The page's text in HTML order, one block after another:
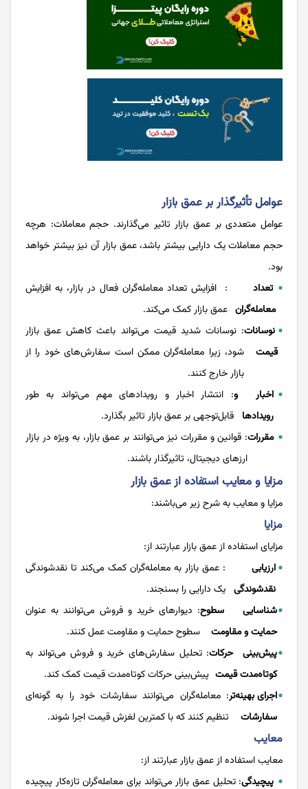
عوامل تأثیرگذار بر عمق بازار
عوامل متعددی بر عمق بازار تاثیر می‌گذارند. حجم معاملات: هرچه
حجم معاملات یک دارایی بیشتر باشد، عمق بازار آن نیز بیشتر خواهد
بود.
تعداد
معامله‌گران
: افزایش تعداد معامله‌گران فعال در بازار، به افزایش
عمق بازار کمک می‌کند.
نوسانات
قیمت
: نوسانات شدید قیمت می‌تواند باعث کاهش عمق بازار
شود، زیرا معامله‌گران ممکن است سفارش‌های خود را از
بازار خارج کنند.
اخبار و
رویدادها
: انتشار اخبار و رویدادهای مهم می‌تواند به طور
قابل‌توجهی بر عمق بازار تاثیر بگذارد.
مقررات: قوانین و مقررات نیز می‌توانند بر عمق بازار، به ویژه در بازار
ارزهای دیجیتال، تاثیرگذار باشند.
مزایا و معایب استفاده از عمق بازار
مزایا و معایب به شرح زیر می‌باشند:
مزایا
مزایای استفاده از عمق بازار عبارتند از:
ارزیابی
نقدشوندگی
: عمق بازار به معامله‌گران کمک می‌کند تا نقدشوندگی
یک دارایی را بسنجند.
شناسایی سطوح
حمایت و مقاومت
: دیوارهای خرید و فروش می‌توانند به عنوان
سطوح حمایت و مقاومت عمل کنند.
پیش‌بینی حرکات
کوتاه‌مدت قیمت
: تحلیل سفارش‌های خرید و فروش می‌تواند به
پیش‌بینی حرکات کوتاه‌مدت قیمت کمک کند.
اجرای بهینه‌تر
سفارشات
: معامله‌گران می‌توانند سفارشات خود را به گونه‌ای
تنظیم کنند که با کمترین لغزش قیمت اجرا شوند.
معایب
معایب استفاده از عمق بازار عبارتند از:
پیچیدگی: تحلیل عمق بازار می‌تواند برای معامله‌گران تازه‌کار پیچیده